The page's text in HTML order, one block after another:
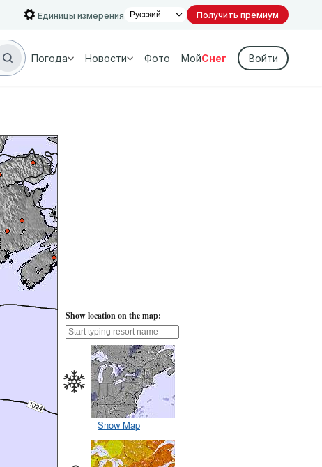
Единицы измерения Получить премиум
Погода Новости Фото МойСнег Войти
Show location on the map:
Snow Map